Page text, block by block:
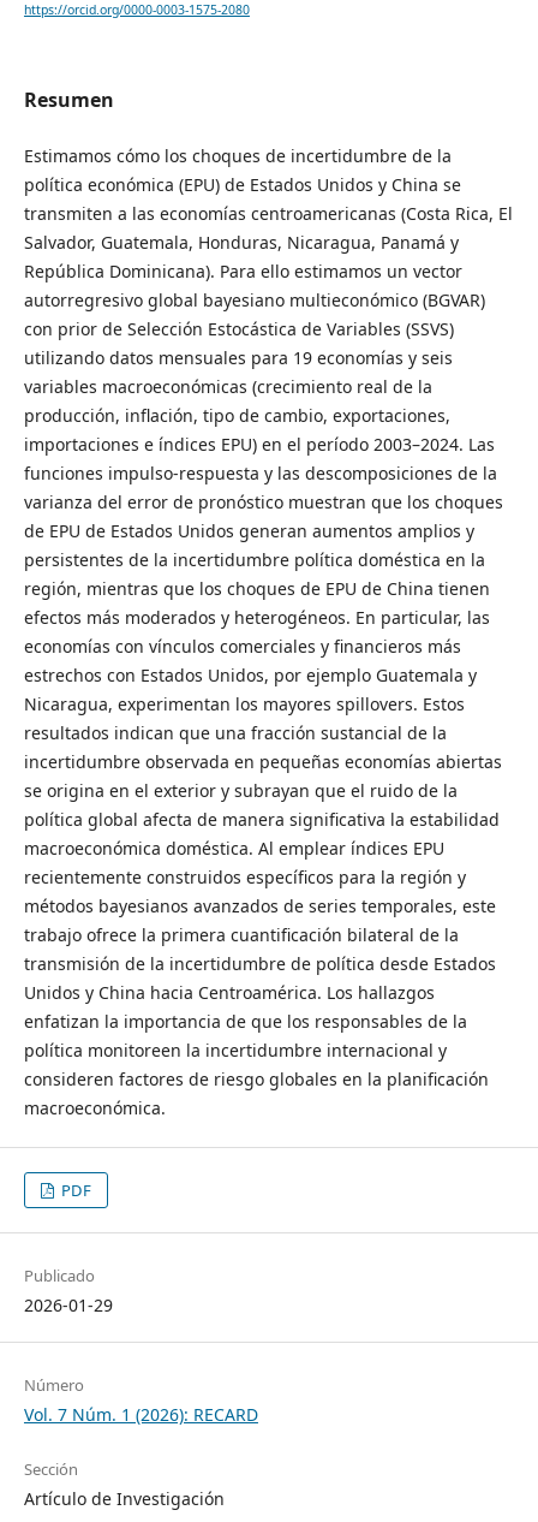
https://orcid.org/0000-0003-1575-2080
Resumen
Estimamos cómo los choques de incertidumbre de la
política económica (EPU) de Estados Unidos y China se
transmiten a las economías centroamericanas (Costa Rica, El
Salvador, Guatemala, Honduras, Nicaragua, Panamá y
República Dominicana). Para ello estimamos un vector
autorregresivo global bayesiano multieconómico (BGVAR)
con prior de Selección Estocástica de Variables (SSVS)
utilizando datos mensuales para 19 economías y seis
variables macroeconómicas (crecimiento real de la
producción, inflación, tipo de cambio, exportaciones,
importaciones e índices EPU) en el período 2003–2024. Las
funciones impulso-respuesta y las descomposiciones de la
varianza del error de pronóstico muestran que los choques
de EPU de Estados Unidos generan aumentos amplios y
persistentes de la incertidumbre política doméstica en la
región, mientras que los choques de EPU de China tienen
efectos más moderados y heterogéneos. En particular, las
economías con vínculos comerciales y financieros más
estrechos con Estados Unidos, por ejemplo Guatemala y
Nicaragua, experimentan los mayores spillovers. Estos
resultados indican que una fracción sustancial de la
incertidumbre observada en pequeñas economías abiertas
se origina en el exterior y subrayan que el ruido de la
política global afecta de manera significativa la estabilidad
macroeconómica doméstica. Al emplear índices EPU
recientemente construidos específicos para la región y
métodos bayesianos avanzados de series temporales, este
trabajo ofrece la primera cuantificación bilateral de la
transmisión de la incertidumbre de política desde Estados
Unidos y China hacia Centroamérica. Los hallazgos
enfatizan la importancia de que los responsables de la
política monitoreen la incertidumbre internacional y
consideren factores de riesgo globales en la planificación
macroeconómica.
PDF
Publicado
2026-01-29
Número
Vol. 7 Núm. 1 (2026): RECARD
Sección
Artículo de Investigación